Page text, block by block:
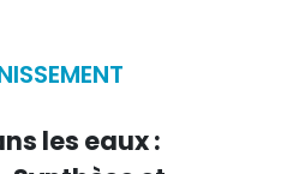
les eaux :